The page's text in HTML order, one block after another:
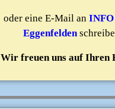
oder eine E-Mail an
Eggenfelden
Wir freuen uns auf Ihren